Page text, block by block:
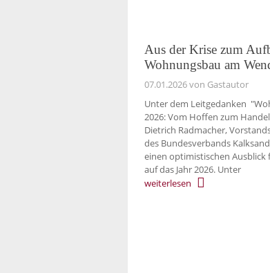
Aus der Krise zum
Wohnungsbau am
07.01.2026von Gastautor
Unter dem Leitgedanken
2026: Vom Hoffen zum
Dietrich Radmacher,
des Bundesverbands
einen optimistischen Ausblick
auf das Jahr 2026. Unter
weiterlesen